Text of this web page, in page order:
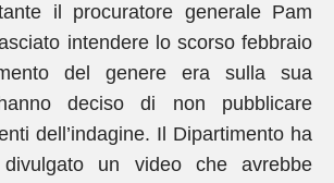
il procuratore generale Pam
intendere lo scorso febbraio
del genere era sulla sua
deciso di non pubblicare
dell’indagine. Il Dipartimento ha
divulgato un video che avrebbe